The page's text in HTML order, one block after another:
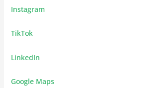
Instagram
TikTok
LinkedIn
Google Maps